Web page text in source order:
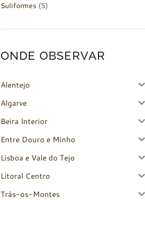
Suliformes (5)
ONDE OBSERVAR
Alentejo
Algarve
Beira Interior
Entre Douro e Minho
Lisboa e Vale do Tejo
Litoral Centro
Trás-os-Montes